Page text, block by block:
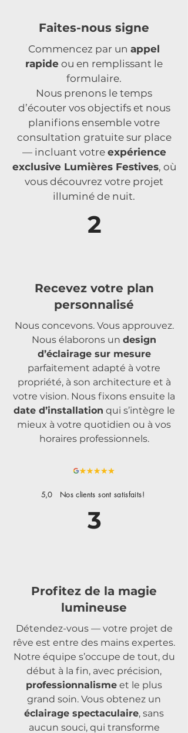
Faites-nous signe
Commencez par un appel
rapide ou en remplissant le
formulaire.
Nous prenons le temps
d’écouter vos objectifs et nous
planifions ensemble votre
consultation gratuite sur place
— incluant votre expérience
exclusive Lumières Festives, où
vous découvrez votre projet
illuminé de nuit.
2
Recevez votre plan
personnalisé
Nous concevons. Vous approuvez.
Nous élaborons un design
d’éclairage sur mesure
parfaitement adapté à votre
propriété, à son architecture et à
votre vision. Nous fixons ensuite la
date d’installation qui s’intègre le
mieux à votre quotidien ou à vos
horaires professionnels.
5,0 Nos clients sont satisfaits!
3
Profitez de la magie
lumineuse
Détendez-vous — votre projet de
rêve est entre des mains expertes.
Notre équipe s’occupe de tout, du
début à la fin, avec précision,
professionnalisme et le plus
grand soin. Vous obtenez un
éclairage spectaculaire, sans
aucun souci, qui transforme